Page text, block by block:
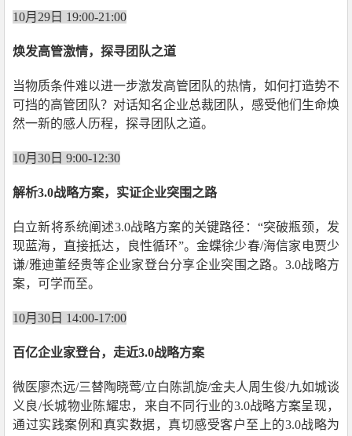
10月29日 19:00-21:00
焕发高管激情，探寻团队之道
当物质条件难以进一步激发高管团队的热情，如何打造势不
可挡的高管团队？对话知名企业总裁团队，感受他们生命焕
然一新的感人历程，探寻团队之道。
10月30日 9:00-12:30
解析3.0战略方案，实证企业突围之路
白立新将系统阐述3.0战略方案的关键路径：“突破瓶颈，发
现蓝海，直接抵达，良性循环”。金蝶徐少春/海信家电贾少
谦/雅迪董经贵等企业家登台分享企业突围之路。3.0战略方
案，可学而至。
10月30日 14:00-17:00
百亿企业家登台，走近3.0战略方案
微医廖杰远/三替陶晓莺/立白陈凯旋/金夫人周生俊/九如城谈
义良/长城物业陈耀忠，来自不同行业的3.0战略方案呈现，
通过实践案例和真实数据，真切感受客户至上的3.0战略为